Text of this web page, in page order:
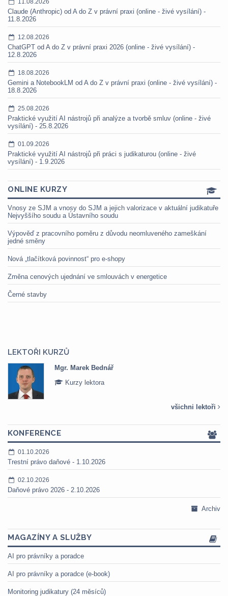
Claude (Anthropic) od A do Z v právní praxi (online - živé vysílání) -
11.8.2026
12.08.2026
ChatGPT od A do Z v právní praxi 2026 (online - živé vysílání) -
12.8.2026
18.08.2026
Gemini a NotebookLM od A do Z v právní praxi (online - živé vysílání) -
18.8.2026
25.08.2026
Praktické využití AI nástrojů při analýze a tvorbě smluv (online - živé
vysílání) - 25.8.2026
01.09.2026
Praktické využití AI nástrojů při práci s judikaturou (online - živé
vysílání) - 1.9.2026
ONLINE KURZY
Vnosy ze SJM a vnosy do SJM a jejich valorizace v aktuální judikatuře
Nejvyššího soudu a Ústavního soudu
Výpověď z pracovního poměru z důvodu neomluveného zameškání
jedné směny
Nová „tlačítková povinnost“ pro e-shopy
Změna cenových ujednání ve smlouvách v energetice
Černé stavby
LEKTOŘI KURZŮ
Mgr. Marek Bednář
Kurzy lektora
všichni lektoři
KONFERENCE
01.10.2026
Trestní právo daňové - 1.10.2026
02.10.2026
Daňové právo 2026 - 2.10.2026
Archiv
MAGAZÍNY A SLUŽBY
AI pro právníky a poradce
AI pro právníky a poradce (e-book)
Monitoring judikatury (24 měsíců)